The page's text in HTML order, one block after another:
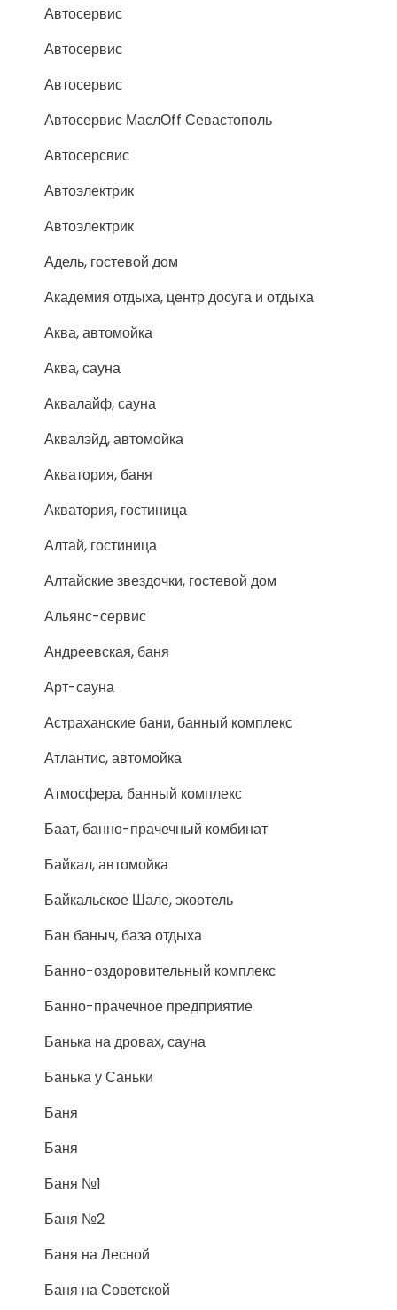
Автосервис
Автосервис
Автосервис
Автосервис МаслОff Севастополь
Автосерсвис
Автоэлектрик
Автоэлектрик
Адель, гостевой дом
Академия отдыха, центр досуга и отдыха
Аква, автомойка
Аква, сауна
Аквалайф, сауна
Аквалэйд, автомойка
Акватория, баня
Акватория, гостиница
Алтай, гостиница
Алтайские звездочки, гостевой дом
Альянс-сервис
Андреевская, баня
Арт-сауна
Астраханские бани, банный комплекс
Атлантис, автомойка
Атмосфера, банный комплекс
Баат, банно-прачечный комбинат
Байкал, автомойка
Байкальское Шале, экоотель
Бан баныч, база отдыха
Банно-оздоровительный комплекс
Банно-прачечное предприятие
Банька на дровах, сауна
Банька у Саньки
Баня
Баня
Баня №1
Баня №2
Баня на Лесной
Баня на Советской